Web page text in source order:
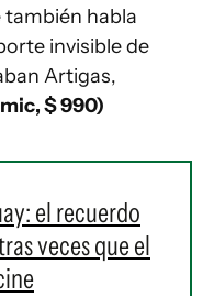
también habla
invisible de
Artigas,
$ 990)
el recuerdo
veces que el